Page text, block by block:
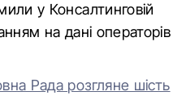
у Консалтинговій
на дані операторів
Рада розгляне шість